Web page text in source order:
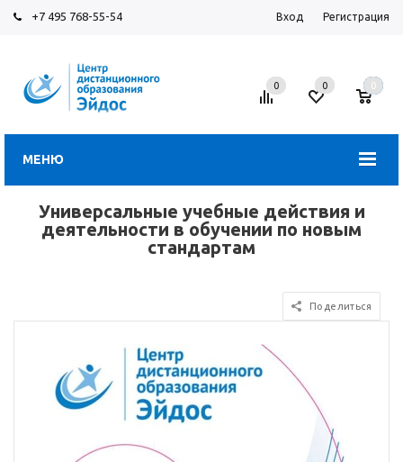
+7 495 768-55-54 Вход Регистрация
МЕНЮ
0 0 0
Универсальные учебные действия и
деятельности в обучении по новым
стандартам
Поделиться